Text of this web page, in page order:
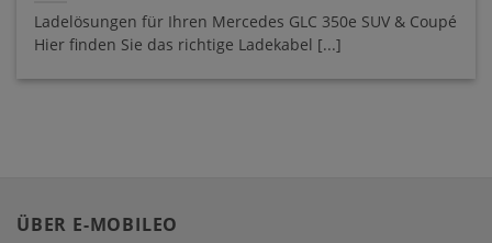
Ladelösungen für Ihren Mercedes GLC 350e SUV & Coupé
Hier finden Sie das richtige Ladekabel [...]
ÜBER E-MOBILEO